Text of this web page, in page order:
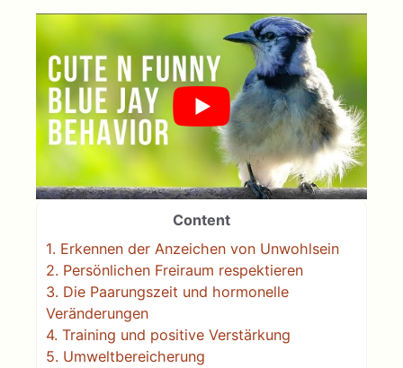
Content
1. Erkennen der Anzeichen von Unwohlsein
2. Persönlichen Freiraum respektieren
3. Die Paarungszeit und hormonelle
Veränderungen
4. Training und positive Verstärkung
5. Umweltbereicherung